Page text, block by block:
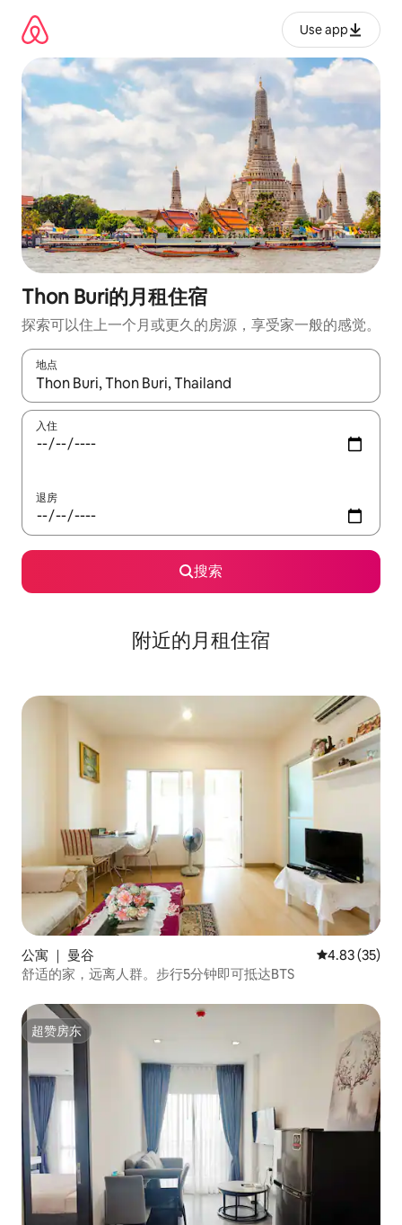
Use app
Thon Buri的月租住宿
探索可以住上一个月或更久的房源，享受家一般的感觉。
地点
如有搜索结果，请使用上下方向键查看，或通过点击或滑动手势
入住
退房
搜索
附近的月租住宿
公寓 ｜ 曼谷 平均评分
4.83 (35)
舒适的家，远离人群。步行5分钟即可抵达BTS
超赞房东
超赞房东